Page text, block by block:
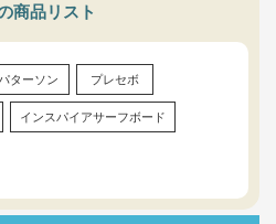
商品リスト
ターソン プレセボ
インスパイアサーフボード